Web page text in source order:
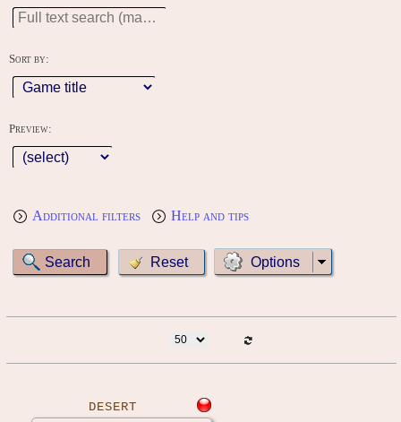
Sort by:
Preview:
Additional filters Help and tips
Options
DESERT